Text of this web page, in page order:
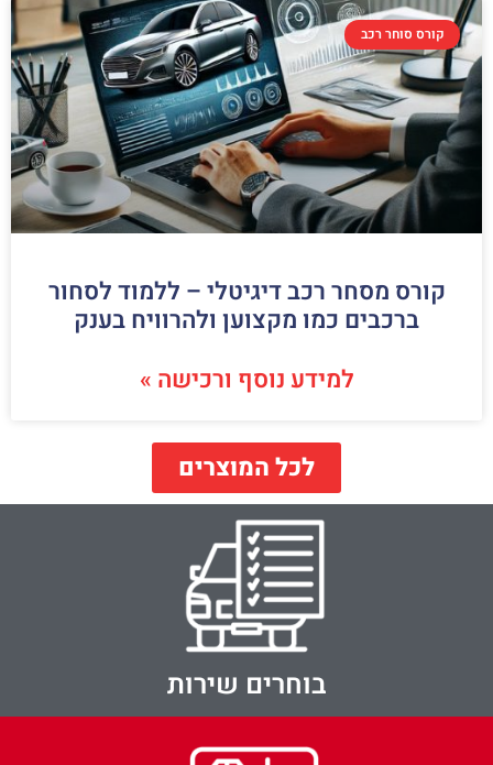
קורס סוחר רכב
קורס מסחר רכב דיגיטלי – ללמוד לסחור
ברכבים כמו מקצוען ולהרוויח בענק
למידע נוסף ורכישה »
לכל המוצרים
בוחרים שירות